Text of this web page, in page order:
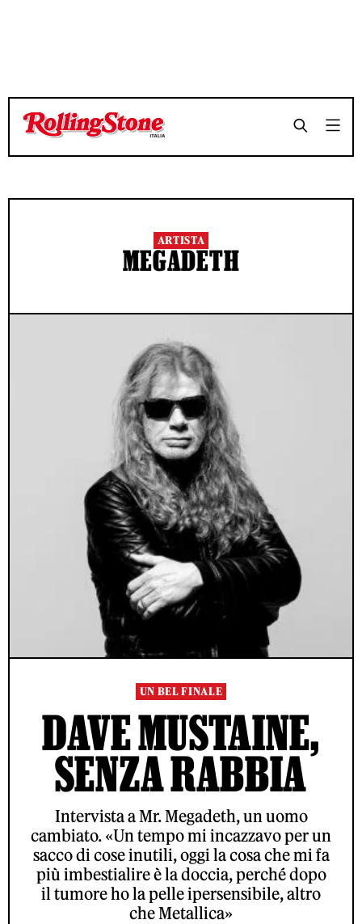
ARTISTA
MEGADETH
UN BEL FINALE
DAVE MUSTAINE,
SENZA RABBIA
Intervista a Mr. Megadeth, un uomo
cambiato. «Un tempo mi incazzavo per un
sacco di cose inutili, oggi la cosa che mi fa
più imbestialire è la doccia, perché dopo
il tumore ho la pelle ipersensibile, altro
che Metallica»